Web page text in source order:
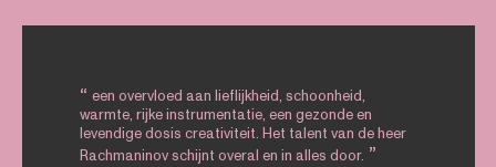
een overvloed aan lieflijkheid, schoonheid,
warmte, rijke instrumentatie, een gezonde en
levendige dosis creativiteit. Het talent van de heer
Rachmaninov schijnt overal en in alles door.